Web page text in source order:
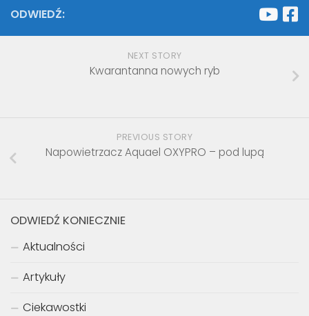
ODWIEDŹ:
NEXT STORY
Kwarantanna nowych ryb
PREVIOUS STORY
Napowietrzacz Aquael OXYPRO – pod lupą
ODWIEDŹ KONIECZNIE
Aktualności
Artykuły
Ciekawostki